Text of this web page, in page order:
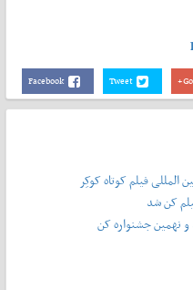
Facebook Tweet
فیلم کوتاه کوکِر
کن شد
نهمین جشنواره کن